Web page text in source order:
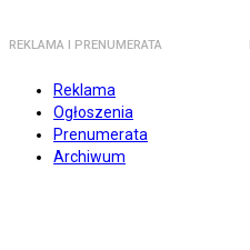
REKLAMA I PRENUMERATA
Reklama
Ogłoszenia
Prenumerata
Archiwum